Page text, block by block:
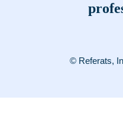
© Referats,